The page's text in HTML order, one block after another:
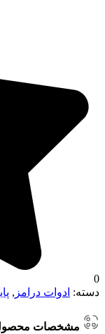
0
دسته: ادوات درامز ,
مشخصات